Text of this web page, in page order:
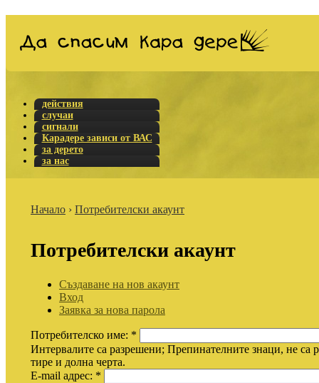
действия
случаи
сигнали
Карадере зависи от ВАС
за дерето
за нас
Начало › Потребителски акаунт
Потребителски акаунт
Създаване на нов акаунт
Вход
Заявка за нова парола
Потребителско име: *
Интервалите са разрешени; Препинателните знаци, не са
тире и долна черта.
E-mail адрес: *